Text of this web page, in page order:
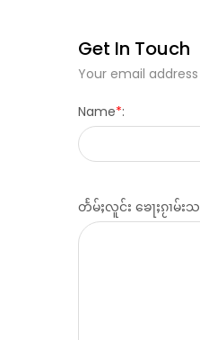
Get In Touch
Your email
Name*:
တႅမ်ႈလူင်း ၶေႃႈၵႂၢမ်